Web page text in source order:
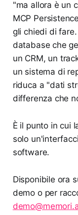
"ma allora è un
MCP
gli chiedi di
database che
un CRM, un
un sistema di
riduca a "dati
differenza che
È il punto in cui
solo
software.
Disponibile ora
demo o per